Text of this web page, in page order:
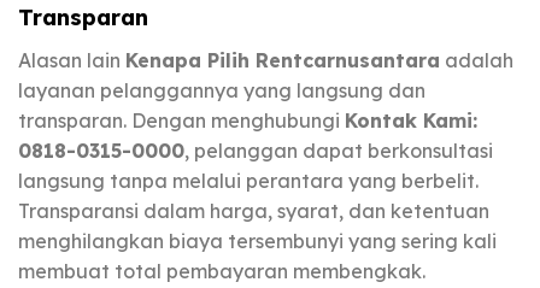
Transparan
Alasan lain Kenapa Pilih Rentcarnusantara adalah
layanan pelanggannya yang langsung dan
transparan. Dengan menghubungi Kontak Kami:
0818-0315-0000, pelanggan dapat berkonsultasi
langsung tanpa melalui perantara yang berbelit.
Transparansi dalam harga, syarat, dan ketentuan
menghilangkan biaya tersembunyi yang sering kali
membuat total pembayaran membengkak.